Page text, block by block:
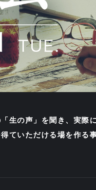
生の声」を聞き、実際
ていただける場を作る